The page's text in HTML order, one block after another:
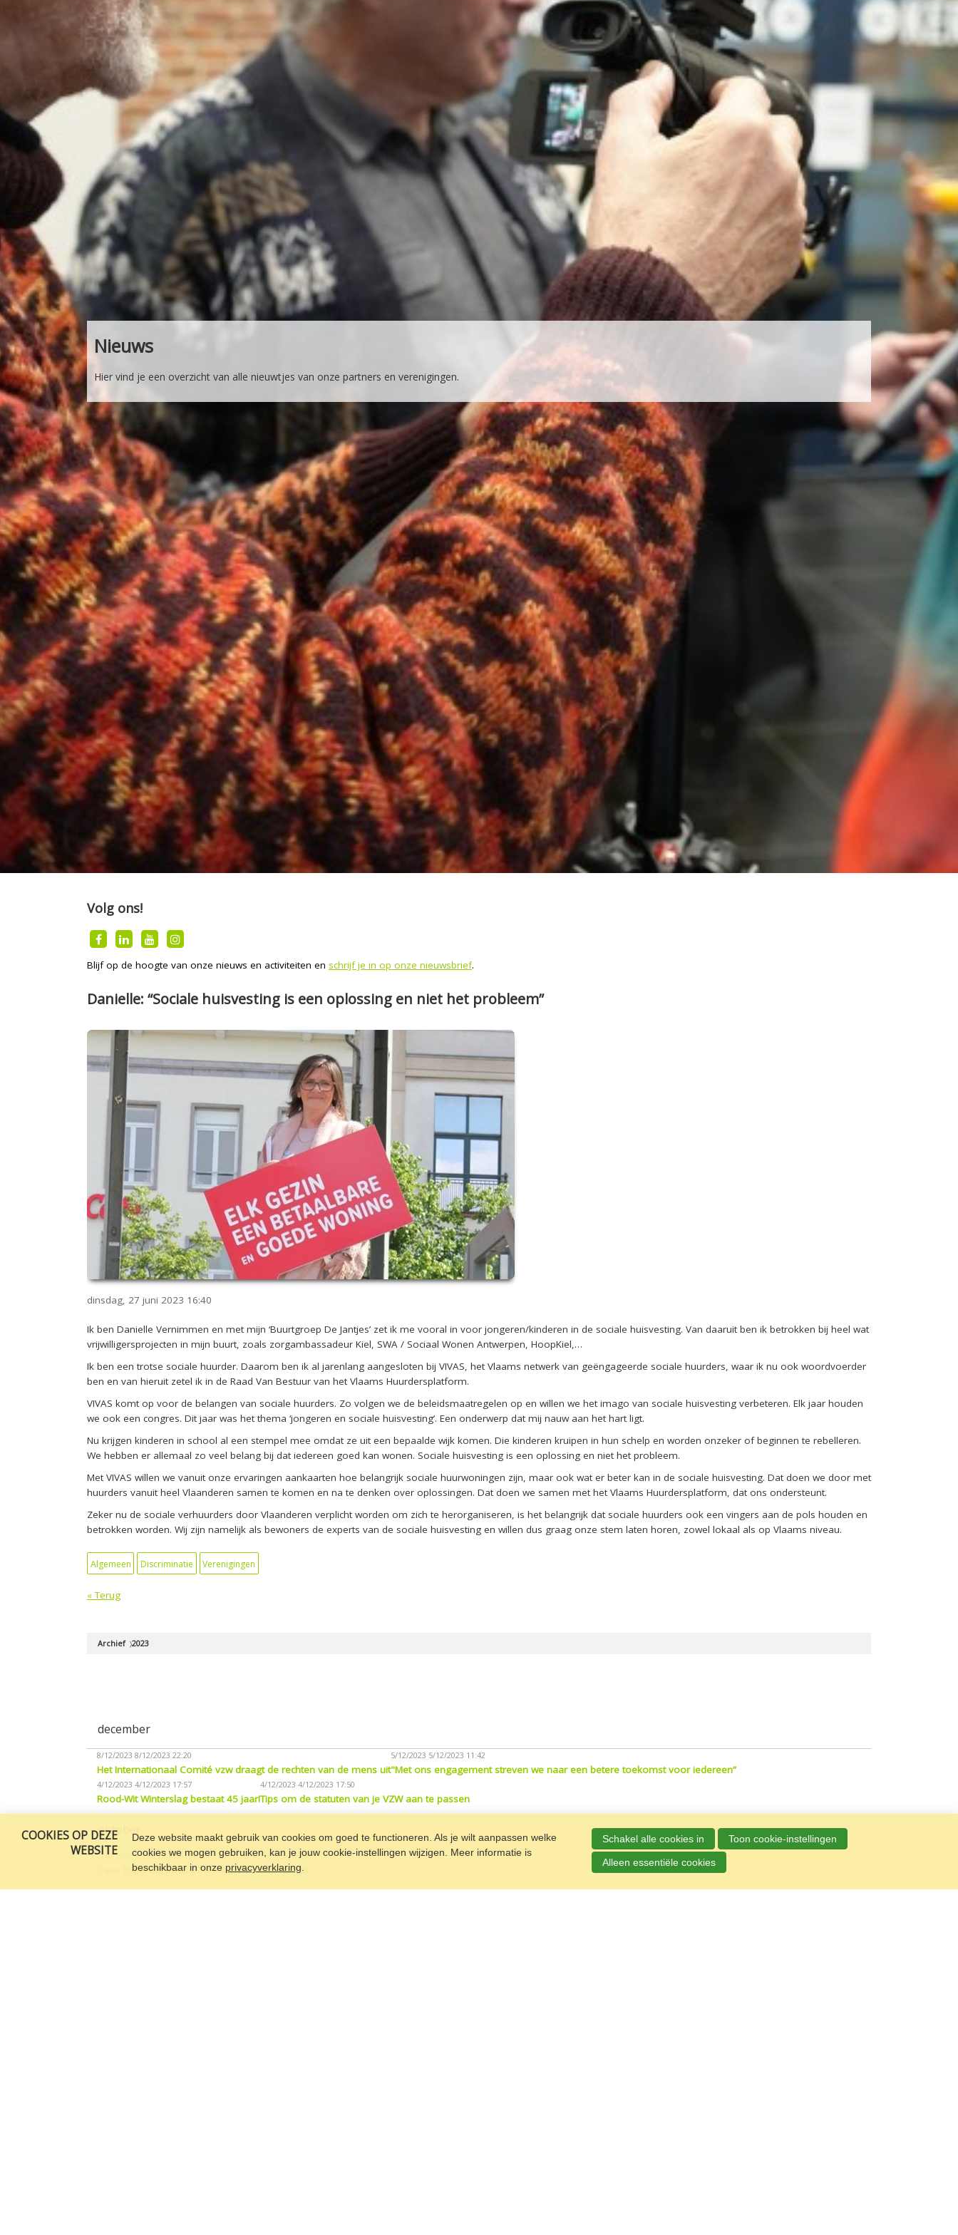
COOKIES OP DEZE
WEBSITE
Deze website maakt gebruik van cookies om goed te functioneren. Als je wilt aanpassen welke
cookies we mogen gebruiken, kan je jouw cookie-instellingen wijzigen. Meer informatie is
beschikbaar in onze privacyverklaring
Schakel alle cookies in Toon cookie-instellingen
Alleen essentiële cookies
Nieuws
Hier vind je een overzicht van alle nieuwtjes van onze partners en verenigingen.
Volg ons!
Blijf op de hoogte van onze nieuws en activiteiten en schrijf je in op onze nieuwsbrief.
Danielle: “Sociale huisvesting is een oplossing en niet het probleem”
dinsdag, 27 juni 2023 16:40
Ik ben Danielle Vernimmen en met mijn ‘Buurtgroep De Jantjes’ zet ik me vooral in voor jongeren/kinderen in de sociale huisvesting. Van daaruitben ik betrokken bij heel wat
vrijwilligersprojecten in mijn buurt, zoals zorgambassadeur Kiel, SWA / Sociaal Wonen Antwerpen, HoopKiel,…
Ik ben een trotse sociale huurder. Daarom ben ik al jarenlang aangesloten bij VIVAS, het Vlaams netwerk van geëngageerde sociale huurders, waar ik nu ook woordvoerder
ben en van hieruit zetel ik in de Raad Van Bestuur van het Vlaams Huurdersplatform.
VIVAS komt op voor de belangen van sociale huurders. Zo volgen we de beleidsmaatregelen op en willen we het imago van sociale huisvesting verbeteren. Elk jaar houden
we ook een congres. Dit jaar was hetthema ‘jongeren en sociale huisvesting’. Een onderwerp dat mij nauw aan het hart ligt.
Nu krijgen kinderen in school al een stempel mee omdat ze uit een bepaalde wijk komen. Die kinderen kruipen in hun schelp en worden onzeker of beginnen te rebelleren.
We hebben er allemaal zo veel belang bij dat iedereen goed kan wonen. Sociale huisvesting is een oplossing en niet het probleem.
Met VIVAS willen we vanuit onze ervaringen aankaarten hoe belangrijk sociale huurwoningen zijn, maar ook wat er beter kan in de sociale huisvesting. Dat doen we door met
huurders vanuitheel Vlaanderen samen te komen en na te denken over oplossingen. Dat doen we samen met het Vlaams Huurdersplatform, dat ons ondersteunt.
Zeker nu de sociale verhuurders door Vlaanderen verplicht worden om zich te herorganiseren, is het belangrijk dat sociale huurders ook een vingers aan de pols houden en
betrokken worden. Wij zijn namelijk als bewoners de experts van de sociale huisvesting en willen dus graag onze stem laten horen, zowel lokaal als op Vlaams niveau.
Algemeen Discriminatie Verenigingen
« Terug
Archief 2023
december
8/12/2023 8/12/2023 22:20
Het Internationaal Comité vzw draagt de rechten van de mens uit
5/12/2023 5/12/2023 11:42
"Met ons engagement streven we naar een betere toekomst voor iedereen”
4/12/2023 4/12/2023 17:57
Rood-Wit Winterslag bestaat 45 jaar!
4/12/2023 4/12/2023 17:50
Tips om de statuten van je VZW aan te passen
oktober
9/10/20239/10/2023 15:48
Casa Papa Giovanni VZW blaast 60 kaarsjes uit